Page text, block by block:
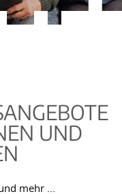
UND
mehr ...